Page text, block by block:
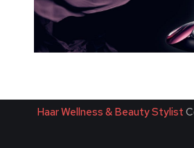
Haar Wellness & Beauty Stylist